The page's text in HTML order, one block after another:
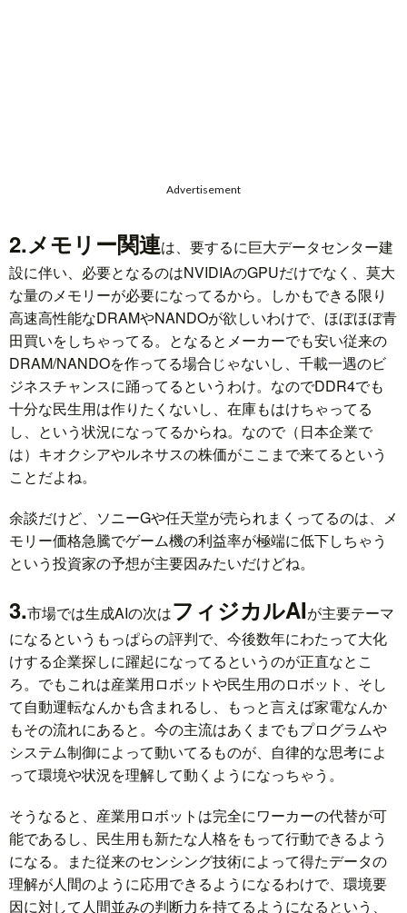
Advertisement
2.メモリー関連は、要するに巨大データセンター建
設に伴い、必要となるのはNVIDIAのGPUだけでなく、莫大
な量のメモリーが必要になってるから。しかもできる限り
高速高性能なDRAMやNANDOが欲しいわけで、ほぼほぼ青
田買いをしちゃってる。となるとメーカーでも安い従来の
DRAM/NANDOを作ってる場合じゃないし、千載一遇のビ
ジネスチャンスに踊ってるというわけ。なのでDDR4でも
十分な民生用は作りたくないし、在庫もはけちゃってる
し、という状況になってるからね。なので（日本企業で
は）キオクシアやルネサスの株価がここまで来てるという
ことだよね。
余談だけど、ソニーGや任天堂が売られまくってるのは、メ
モリー価格急騰でゲーム機の利益率が極端に低下しちゃう
という投資家の予想が主要因みたいだけどね。
3.市場では生成AIの次はフィジカルAIが主要テーマ
になるというもっぱらの評判で、今後数年にわたって大化
けする企業探しに躍起になってるというのが正直なとこ
ろ。でもこれは産業用ロボットや民生用のロボット、そし
て自動運転なんかも含まれるし、もっと言えば家電なんか
もその流れにあると。今の主流はあくまでもプログラムや
システム制御によって動いてるものが、自律的な思考によ
って環境や状況を理解して動くようになっちゃう。
そうなると、産業用ロボットは完全にワーカーの代替が可
能であるし、民生用も新たな人格をもって行動できるよう
になる。また従来のセンシング技術によって得たデータの
理解が人間のように応用できるようになるわけで、環境要
因に対して人間並みの判断力を持てるようになるという、